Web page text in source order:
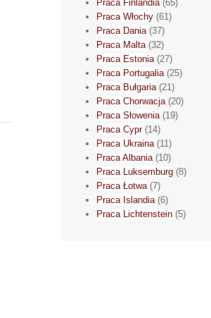
Praca Finlandia(65)
Praca Włochy (61)
Praca Dania(37)
Praca Malta(32)
Praca Estonia(27)
Praca Portugalia(25)
Praca Bułgaria(21)
Praca Chorwacja(20)
Praca Słowenia(19)
Praca Cypr(14)
Praca Ukraina(11)
Praca Albania(10)
Praca Luksemburg (8)
Praca Łotwa(7)
Praca Islandia(6)
Praca Lichtenstein (5)